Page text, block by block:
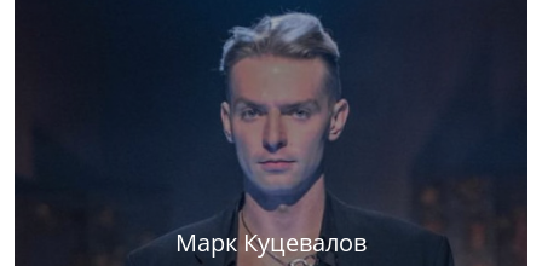
Марк Куцевалов